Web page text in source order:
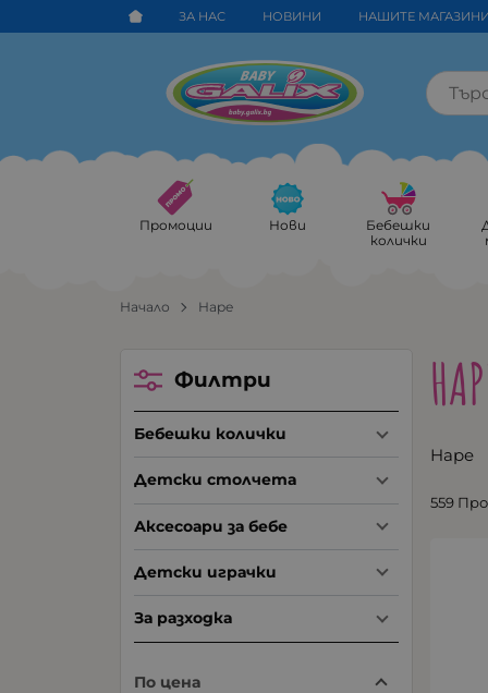
ЗА НАС НОВИНИ НАШИТЕ
Промоции Нови
Бебешки
колички
Начало Hape
Hape
559
Филтри
Бебешки колички
Детски столчета
Аксесоари за бебе
Детски играчки
За разходка
По цена